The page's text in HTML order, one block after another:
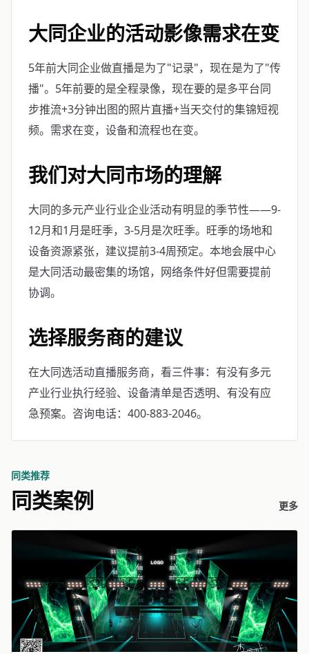
大同企业的活动影像需求在变
5年前大同企业做直播是为了"记录"，现在是为了"传
播"。5年前要的是全程录像，现在要的是多平台同
步推流+3分钟出图的照片直播+当天交付的集锦短视
频。需求在变，设备和流程也在变。
我们对大同市场的理解
大同的多元产业行业企业活动有明显的季节性——9-
12月和1月是旺季，3-5月是次旺季。旺季的场地和
设备资源紧张，建议提前3-4周预定。本地会展中心
是大同活动最密集的场馆，网络条件好但需要提前
协调。
选择服务商的建议
在大同选活动直播服务商，看三件事：有没有多元
产业行业执行经验、设备清单是否透明、有没有应
急预案。咨询电话：400-883-2046。
同类推荐
同类案例 更多